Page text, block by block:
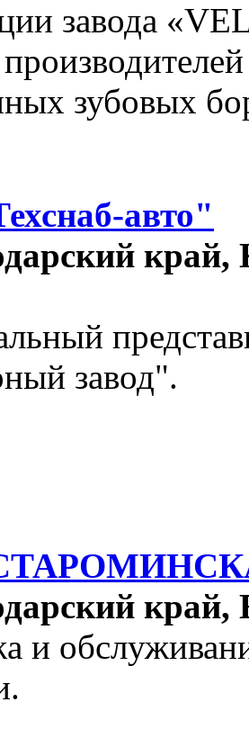
завода
зубовых
авто"
край,
завод".
край,
и